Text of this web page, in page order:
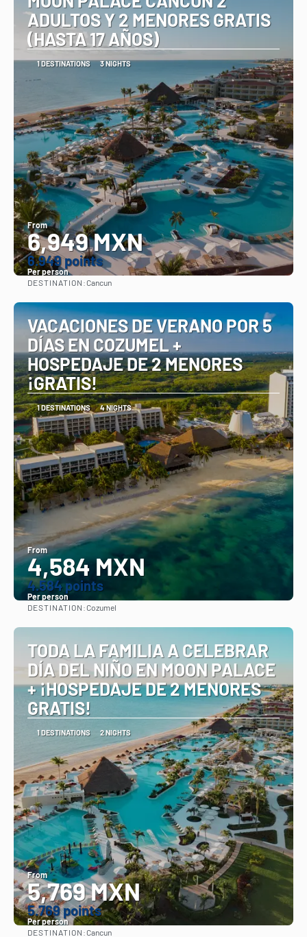
ADULTOS Y 2 MENORES GRATIS
(HASTA 17 AÑOS)
1 DESTINATIONS 3 NIGHTS
From
6,949 MXN
6.949 points
Per person
DESTINATION:Cancun
VACACIONES DE VERANO POR 5
DÍAS EN COZUMEL +
HOSPEDAJE DE 2 MENORES
¡GRATIS!
1 DESTINATIONS 4 NIGHTS
From
4,584 MXN
4.584 points
Per person
DESTINATION:Cozumel
TODA LA FAMILIA A CELEBRAR
DÍA DEL NIÑO EN MOON PALACE
+ ¡HOSPEDAJE DE 2 MENORES
GRATIS!
1 DESTINATIONS 2 NIGHTS
From
5,769 MXN
5.769 points
Per person
DESTINATION:Cancun